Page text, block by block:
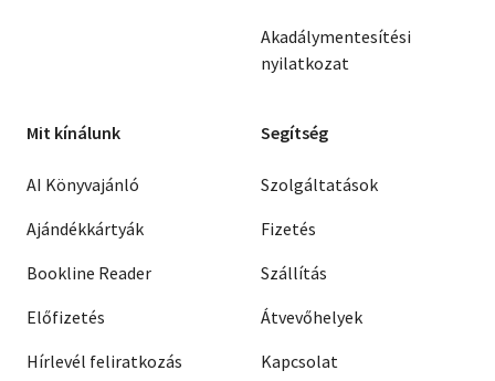
Akadálymentesítési
nyilatkozat
Mit kínálunk
AI Könyvajánló
Ajándékkártyák
Bookline Reader
Előfizetés
Hírlevél feliratkozás
Segítség
Szolgáltatások
Fizetés
Szállítás
Átvevőhelyek
Kapcsolat